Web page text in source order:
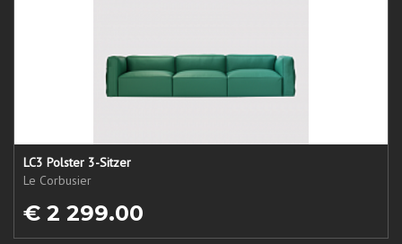
LC3 Polster 3-Sitzer
Le Corbusier
€ 2 299.00